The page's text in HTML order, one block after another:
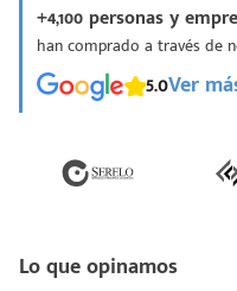
Lo que opinamos
+4,100 personas y
han comprado a través de
5.0Ver
¡Espera!
enviar tu cotización
conozcas nuestro
asesor te guiará
para que